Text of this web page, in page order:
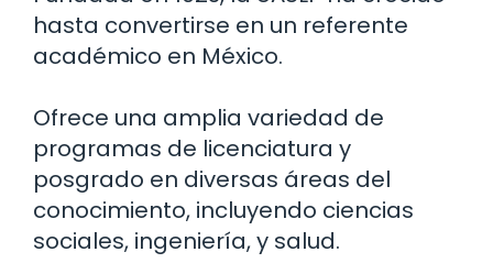
hasta convertirse en un referente
académico en México.
Ofrece una amplia variedad de
programas de licenciatura y
posgrado en diversas áreas del
conocimiento, incluyendo ciencias
sociales, ingeniería, y salud.